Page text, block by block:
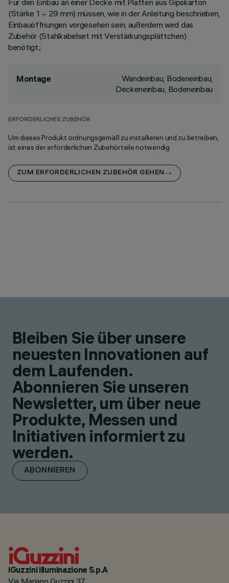
Für den Einbau an einer Decke mit Platten aus Gipskarton
(Stärke 1 ÷ 29 mm) müssen, wie in der Anleitung beschrieben,
Einbauöffnungen vorgesehen sein, außerdem wird das
Zubehör (Stahlkabelset mit Verstärkungsplättchen)
benötigt.;
Montage
Wandeinbau, Bodeneinbau,
Deckeneinbau, Bodeneinbau
ERFORDERLICHES ZUBEHÖR
Um dieses Produkt ordnungsgemäß zu installieren und zu betreiben,
ist eines der erforderlichen Zubehörteile notwendig
ZUM ERFORDERLICHEN ZUBEHÖR GEHEN
Bleiben Sie über unsere
neuesten Innovationen auf
dem Laufenden.
Abonnieren Sie unseren
Newsletter, um über neue
Produkte, Messen und
Initiativen informiert zu
werden.
ABONNIEREN
iGuzzini illuminazione S.p.A
Via Mariano Guzzini 37